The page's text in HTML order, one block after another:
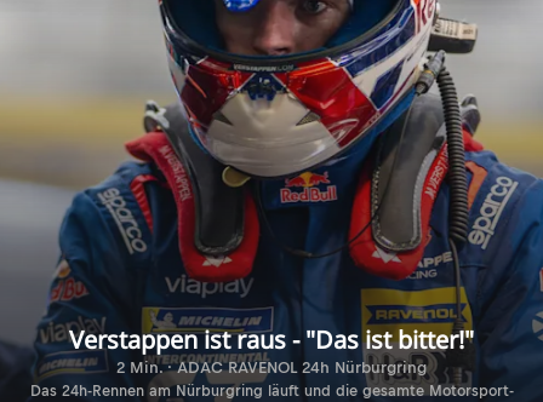
Verstappen ist raus - "Das ist bitter!"
2 Min. · ADAC RAVENOL 24h Nürburgring
Das 24h-Rennen am Nürburgring läuft und die gesamte Motorsport-